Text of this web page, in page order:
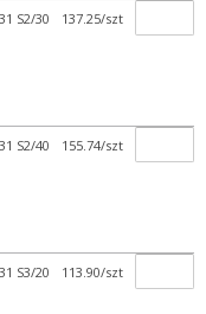
31 S2/30 137.25/szt
31 S2/40 155.74/szt
31 S3/20 113.90/szt